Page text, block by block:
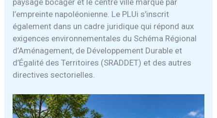
l’empreinte napoléonienne. Le PLUi s’inscrit
également dans un cadre juridique qui répond aux
exigences environnementales du Schéma Régional
d’Aménagement, de Développement Durable et
d’Égalité des Territoires (SRADDET) et des autres
directives sectorielles.